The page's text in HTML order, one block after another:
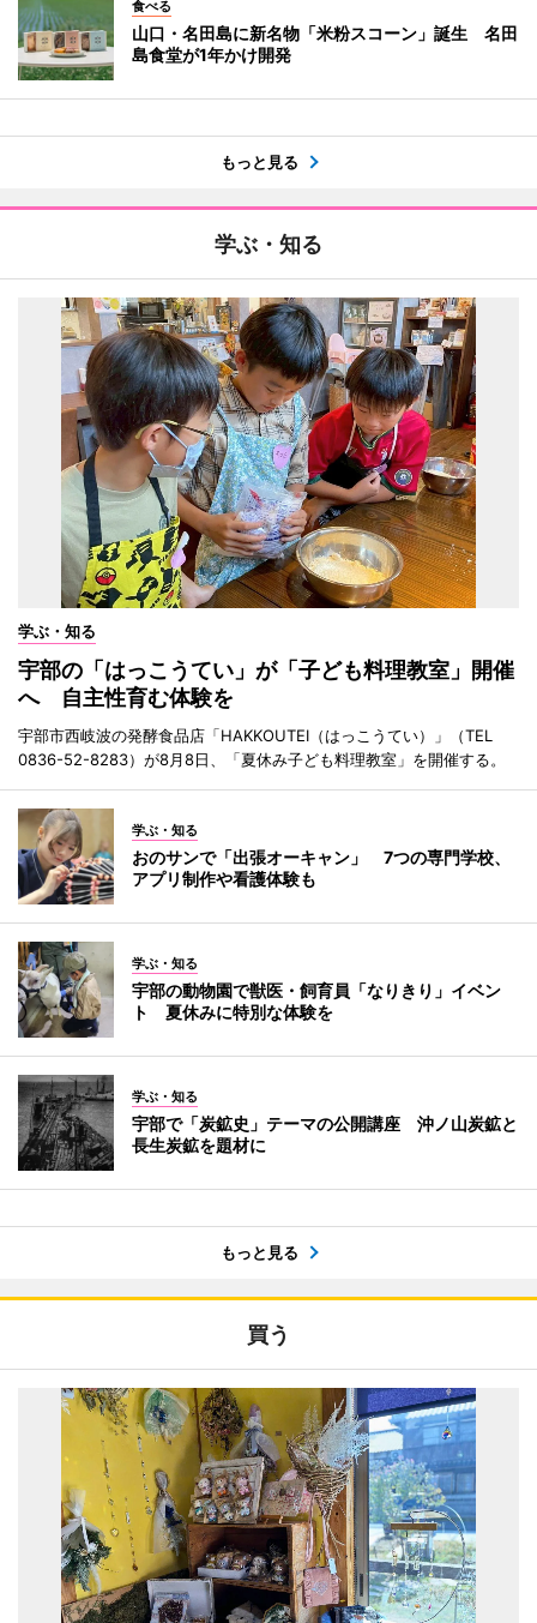
食べる
山口・名田島に新名物「米粉スコーン」誕生 名田
島食堂が1年かけ開発
もっと見る
学ぶ・知る
学ぶ・知る
宇部の「はっこうてい」が「子ども料理教室」開催
へ 自主性育む体験を
宇部市西岐波の発酵食品店「HAKKOUTEI（はっこうてい）」（TEL
0836-52-8283）が8月8日、「夏休み子ども料理教室」を開催する。
学ぶ・知る
おのサンで「出張オーキャン」 7つの専門学校、
アプリ制作や看護体験も
学ぶ・知る
宇部の動物園で獣医・飼育員「なりきり」イベン
ト 夏休みに特別な体験を
学ぶ・知る
宇部で「炭鉱史」テーマの公開講座 沖ノ山炭鉱と
長生炭鉱を題材に
もっと見る
買う